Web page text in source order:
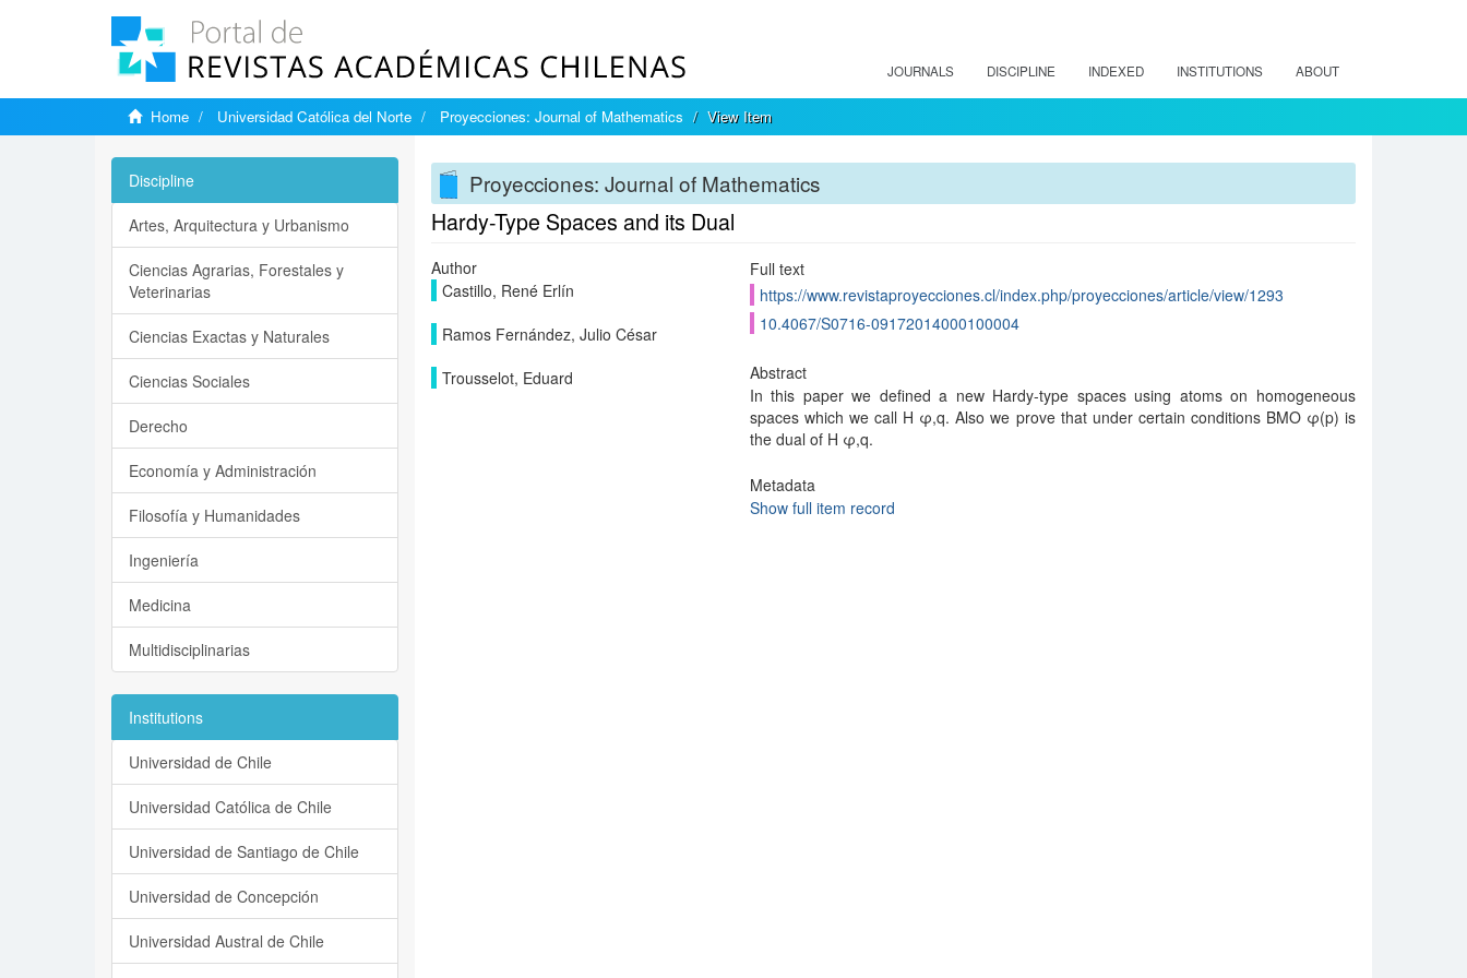
JOURNALS DISCIPLINE INDEXED INSTITUTIONS ABOUT
Home Universidad Católica del Norte Proyecciones: Journal of Mathematics View Item
Proyecciones: Journal of Mathematics
Hardy-Type Spaces and its Dual
Author
Castillo, René Erlín
Ramos Fernández, Julio César
Trousselot, Eduard
Full text
https://www.revistaproyecciones.cl/index.php/proyecciones/article/view/1293
10.4067/S0716-09172014000100004
Abstract
In this paper we defined a new Hardy-type spaces using atoms on homogeneous
spaces which we call H φ,q. Also we prove that under certain conditions BMO φ(p) is
the dual of H φ,q.
Metadata
Show full item record
Discipline
Artes, Arquitectura y Urbanismo
Ciencias Agrarias, Forestales y
Veterinarias
Ciencias Exactas y Naturales
Ciencias Sociales
Derecho
Economía y Administración
Filosofía y Humanidades
Ingeniería
Medicina
Multidisciplinarias
Institutions
Universidad de Chile
Universidad Católica de Chile
Universidad de Santiago de Chile
Universidad de Concepción
Universidad Austral de Chile